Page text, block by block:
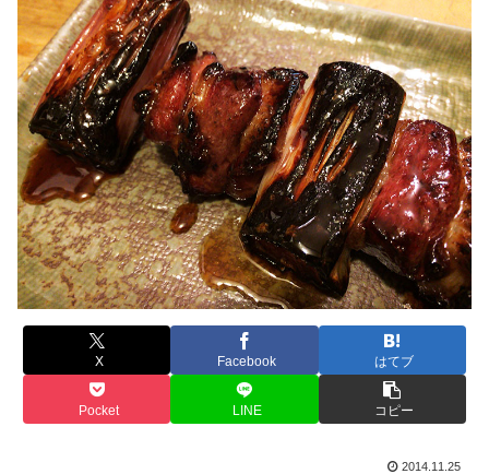
X Facebook はてブ
Pocket LINE コピー
2014.11.25